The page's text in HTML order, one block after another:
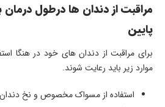
مراقبت از دندان ها درطول
پایین
برای مراقبت از دندان های خود در هنگا
موارد زیر باید رعایت شوند.
استفاده از مسواک مخصوص و نخ دندان